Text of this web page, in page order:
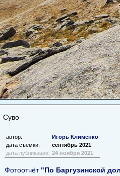
Суво
автор:
Игорь Клименко
дата съемки:
сентябрь 2021
дата публикации: 24 ноября 2021
Фотоотчёт "По Баргузинской